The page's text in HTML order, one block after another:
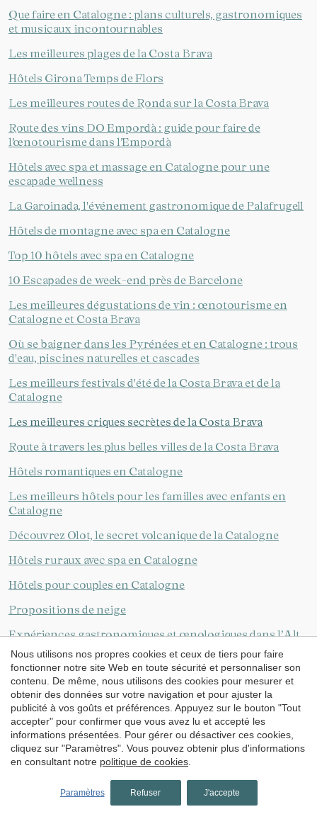
Que faire en Catalogne : plans culturels, gastronomiques
et musicaux incontournables
Les meilleures plages de la Costa Brava
Hôtels Girona Temps de Flors
Les meilleures routes de Ronda sur la Costa Brava
Route des vins DO Empordà : guide pour faire de
l’œnotourisme dans l’Empordà
Hôtels avec spa et massage en Catalogne pour une
escapade wellness
La Garoinada, l'événement gastronomique de Palafrugell
Hôtels de montagne avec spa en Catalogne
Top 10 hôtels avec spa en Catalogne
10 Escapades de week-end près de Barcelone
Les meilleures dégustations de vin : œnotourisme en
Catalogne et Costa Brava
Où se baigner dans les Pyrénées et en Catalogne : trous
d'eau, piscines naturelles et cascades
Les meilleurs festivals d'été de la Costa Brava et de la
Catalogne
Les meilleures criques secrètes de la Costa Brava
Route à travers les plus belles villes de la Costa Brava
Hôtels romantiques en Catalogne
Les meilleurs hôtels pour les familles avec enfants en
Catalogne
Découvrez Olot, le secret volcanique de la Catalogne
Hôtels ruraux avec spa en Catalogne
Hôtels pour couples en Catalogne
Propositions de neige
Expériences gastronomiques et œnologiques dans l’Alt
Empordà
5 hôtels familiaux sur la Costa Brava
5 hôtels familiaux pour une escapade à la montagne
Découvrez ces charmantes villes
Charmantes villes de la Costa Brava
Nous utilisons nos propres cookies et ceux de tiers pour faire
fonctionner notre site Web en toute sécurité et personnaliser son
contenu. De même, nous utilisons des cookies pour mesurer et
obtenir des données sur votre navigation et pour ajuster la
publicité à vos goûts et préférences. Appuyez sur le bouton "Tout
accepter" pour confirmer que vous avez lu et accepté les
informations présentées. Pour gérer ou désactiver ces cookies,
cliquez sur "Paramètres". Vous pouvez obtenir plus d'informations
en consultant notre politique de cookies
Paramètres Refuser J'accepte
Enregistrer les paramètres Tout accepter